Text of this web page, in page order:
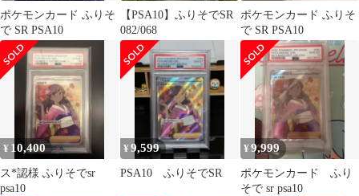
ポケモンカード ふりそ
で SR PSA10
【PSA10】ふりそでSR
082/068
ポケモンカード ふりそ
で SR PSA10
¥ 10,400
ス*認様 ふりそでsr
psa10
¥9,599
PSA10 ふりそでSR
¥9,999
ポケモンカード ふり
そで sr psa10